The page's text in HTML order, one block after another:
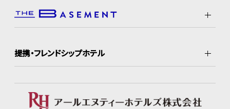
提携・フレンドシップホテル